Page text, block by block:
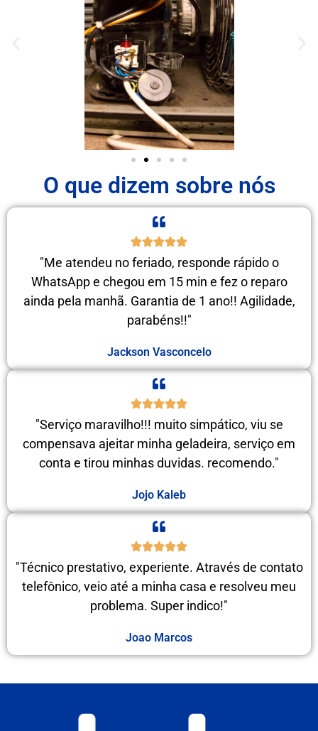
O que dizem sobre nós
"Me atendeu no feriado, responde rápido o
WhatsApp e chegou em 15 min e fez o reparo
ainda pela manhã. Garantia de 1 ano!! Agilidade,
parabéns!!"
Jackson Vasconcelo
"Serviço maravilho!!! muito simpático, viu se
compensava ajeitar minha geladeira, serviço em
conta e tirou minhas duvidas. recomendo."
Jojo Kaleb
"Técnico prestativo, experiente. Através de contato
telefônico, veio até a minha casa e resolveu meu
problema. Super indico!"
Joao Marcos